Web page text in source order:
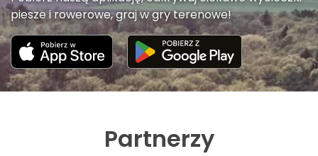
piesze i rowerowe, graj w gry terenowe!
Partnerzy